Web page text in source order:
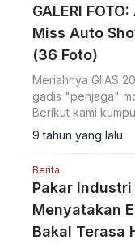
GALERI
Miss Auto
(36 Foto)
Meriahnya GIIAS
gadis "penjaga"
Berikut kami
penampakan
sebuah galeri.
9 tahun yang lalu
Berita
Pakar
Menyatakan
Bakal Terasa